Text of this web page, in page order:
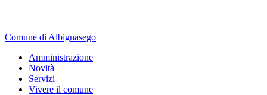
Comune di Albignasego
Amministrazione
Novità
Servizi
Vivere il comune